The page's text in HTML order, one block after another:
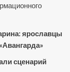
ярославцы
сценарий